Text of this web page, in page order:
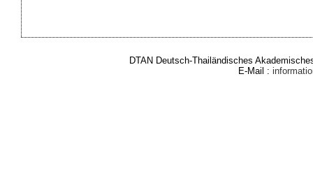
DTAN Deutsch-Thailändisches
E-Mail :